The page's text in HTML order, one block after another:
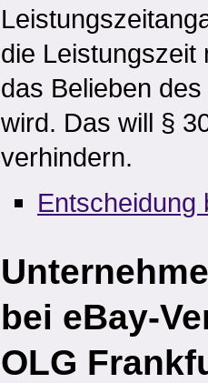
die Leistungszeit
das Belieben
wird. Das will §
verhindern.
Entscheidung
bei eBay-
OLG